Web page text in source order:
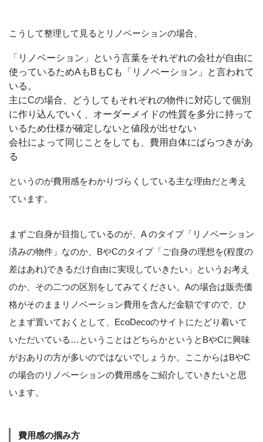
こうして整理して見るとリノベーションの場合、
「リノベーション」という言葉をそれぞれの会社が自由に
使っているためAもBもCも「リノベーション」と言われて
いる。
主にCの場合、どうしてもそれぞれの物件に対応して個別
に作り込んでいく、オーダーメイドの性質を多分に持って
いるため仕様が確定しないと値段が出せない
会社によって同じことをしても、費用自体にばらつきがあ
る
というのが費用感をわかりづらくしている主な理由だと考え
ています。
まずご自身が目指しているのが、A のタイプ「リノベーション
済みの物件」なのか、BやCのタイプ「ご自身の理想を(程度の
差はあれ)できるだけ自由に実現していきたい」というお考え
のか、その二つの区別をしてみてください。Aの場合は販売価
格がそのままリノベーション費用を含んだ金額ですので、ひ
とまず置いておくとして、EcoDecoのサイトにたどり着いて
いただいている…ということはどちらかというとBやCに興味
がおありの方が多いのではないでしょうか。ここからはBやC
の場合のリノベーションの費用感をご紹介していきたいと思
います。
費用感の掴み方